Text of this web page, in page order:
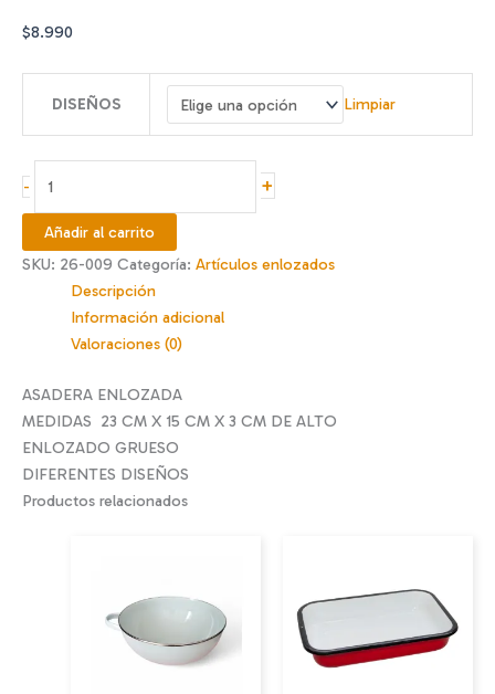
$8.990
DISEÑOS Limpiar
-
23
x
cantidad
+
Añadir al carrito
SKU: 26-009 Categoría: Artículos enlozados
Descripción
Información adicional
Valoraciones (0)
ASADERA ENLOZADA
MEDIDAS 23 CM X 15 CM X 3 CM DE ALTO
ENLOZADO GRUESO
DIFERENTES DISEÑOS
Productos relacionados